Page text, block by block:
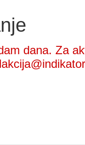
dana. Za